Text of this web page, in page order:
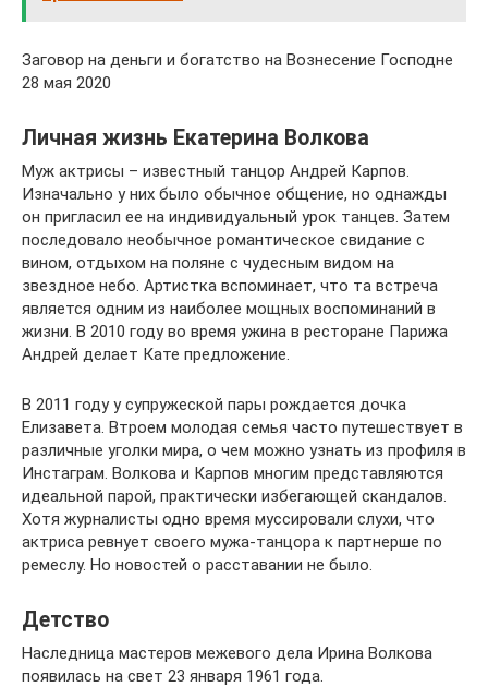
Заговор на деньги и богатство на Вознесение Господне
28 мая 2020
Личная жизнь Екатерина Волкова
Муж актрисы – известный танцор Андрей Карпов.
Изначально у них было обычное общение, но однажды
он пригласил ее на индивидуальный урок танцев. Затем
последовало необычное романтическое свидание с
вином, отдыхом на поляне с чудесным видом на
звездное небо. Артистка вспоминает, что та встреча
является одним из наиболее мощных воспоминаний в
жизни. В 2010 году во время ужина в ресторане Парижа
Андрей делает Кате предложение.
В 2011 году у супружеской пары рождается дочка
Елизавета. Втроем молодая семья часто путешествует в
различные уголки мира, о чем можно узнать из профиля в
Инстаграм. Волкова и Карпов многим представляются
идеальной парой, практически избегающей скандалов.
Хотя журналисты одно время муссировали слухи, что
актриса ревнует своего мужа-танцора к партнерше по
ремеслу. Но новостей о расставании не было.
Детство
Наследница мастеров межевого дела Ирина Волкова
появилась на свет 23 января 1961 года.